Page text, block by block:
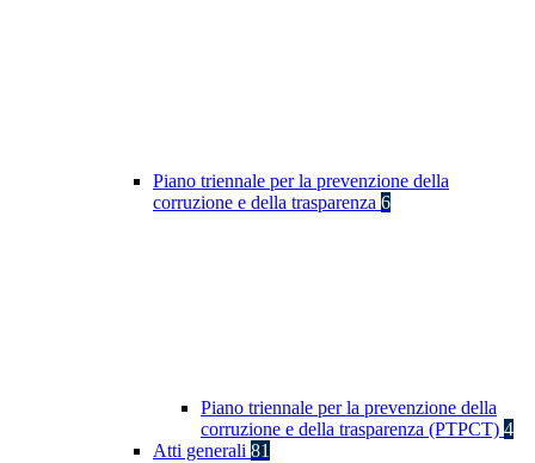
Piano triennale per la prevenzione della
corruzione e della trasparenza 6
Piano triennale per la prevenzione della
corruzione e della trasparenza (PTPCT) 4
Atti generali 81